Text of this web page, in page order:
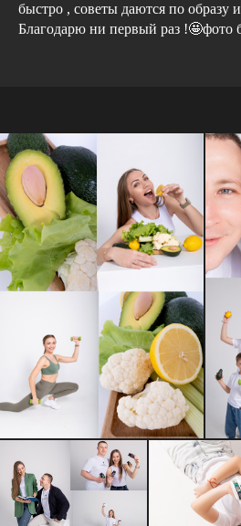
быстро , советы даются по образу
Благодарю ни первый раз !🤩фото